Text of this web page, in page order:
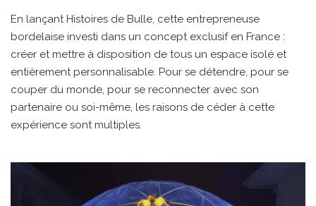
En lançant Histoires de Bulle, cette entrepreneuse
bordelaise investi dans un concept exclusif en France :
créer et mettre à disposition de tous un espace isolé et
entièrement personnalisable. Pour se détendre, pour se
couper du monde, pour se reconnecter avec son
partenaire ou soi-même, les raisons de céder à cette
expérience sont multiples.